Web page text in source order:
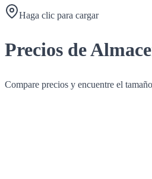
Haga clic para cargar
Precios de
Compare precios y encuentre el